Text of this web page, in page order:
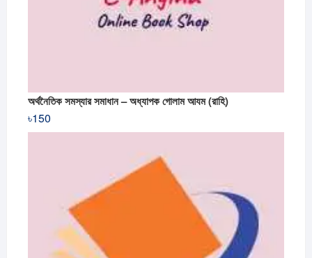
অর্থনৈতিক সমস্যার সমাধান – অধ্যাপক গোলাম আযম (রাহি)
৳150